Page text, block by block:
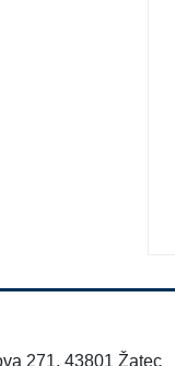
271, 43801 Žatec